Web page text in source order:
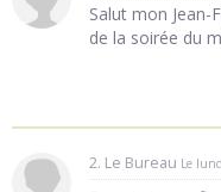
Salut mon
de la soirée du
2. Le Bureau Le